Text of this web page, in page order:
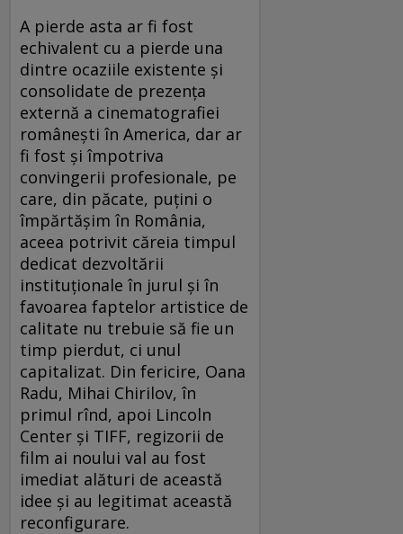
A pierde asta ar fi fost
echivalent cu a pierde una
dintre ocaziile existente şi
consolidate de prezenţa
externă a cinematografiei
româneşti în America, dar ar
fi fost şi împotriva
convingerii profesionale, pe
care, din păcate, puţini o
împărtăşim în România,
aceea potrivit căreia timpul
dedicat dezvoltării
instituţionale în jurul şi în
favoarea faptelor artistice de
calitate nu trebuie să fie un
timp pierdut, ci unul
capitalizat. Din fericire, Oana
Radu, Mihai Chirilov, în
primul rînd, apoi Lincoln
Center şi TIFF, regizorii de
film ai noului val au fost
imediat alături de această
idee şi au legitimat această
reconfigurare.